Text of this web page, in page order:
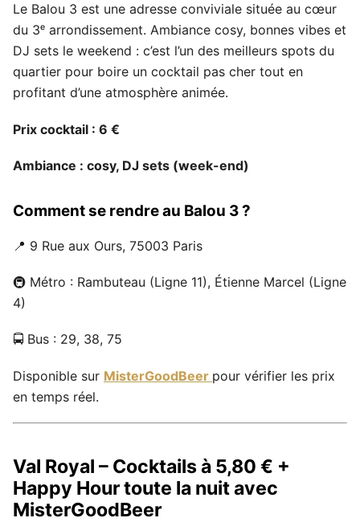
Le Balou 3 est une adresse conviviale située au cœur
du 3ᵉ arrondissement. Ambiance cosy, bonnes vibes et
DJ sets le weekend : c’est l’un des meilleurs spots du
quartier pour boire un cocktail pas cher tout en
profitant d’une atmosphère animée.
Prix cocktail : 6 €
Ambiance : cosy, DJ sets (week-end)
Comment se rendre au Balou 3 ?
📍 9 Rue aux Ours, 75003 Paris
🚇 Métro : Rambuteau (Ligne 11), Étienne Marcel (Ligne
4)
🚍 Bus : 29, 38, 75
Disponible sur MisterGoodBeer pour vérifier les prix
en temps réel.
Val Royal – Cocktails à 5,80 € +
Happy Hour toute la nuit avec
MisterGoodBeer